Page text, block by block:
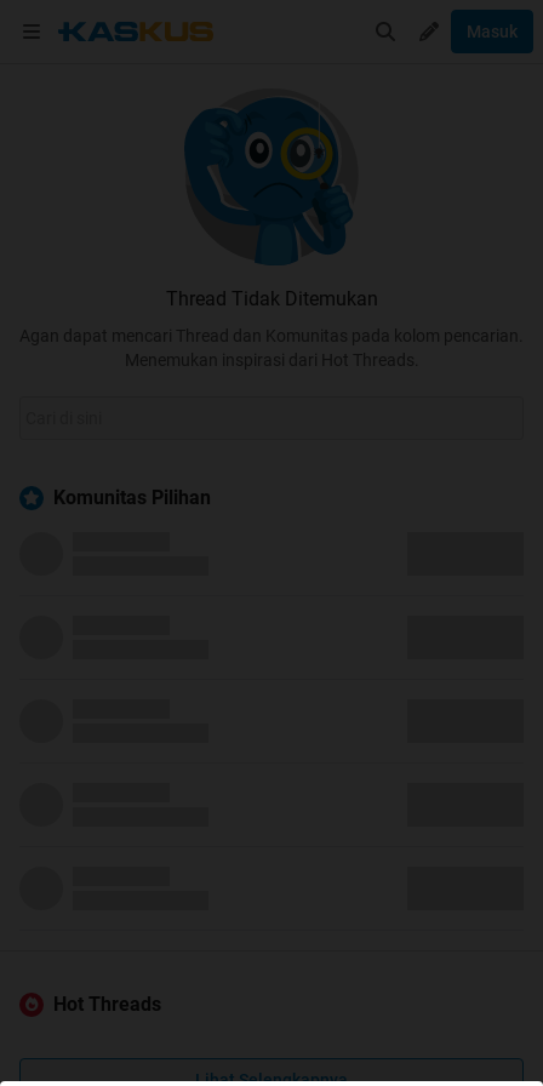
Masuk
Thread Tidak Ditemukan
Agan dapat mencari Thread dan Komunitas pada kolom pencarian.
Menemukan inspirasi dari Hot Threads.
Komunitas Pilihan
Hot Threads
Lihat Selengkapnya